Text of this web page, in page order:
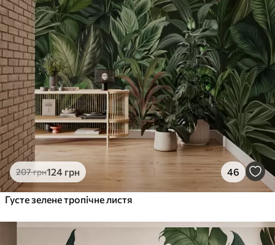
207грн124 грн 46
Густе зелене тропічне листя